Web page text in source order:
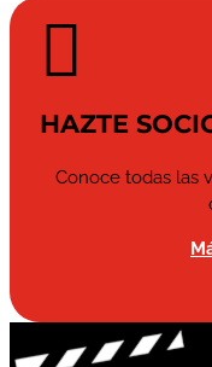

HAZTE
Conoce todas las